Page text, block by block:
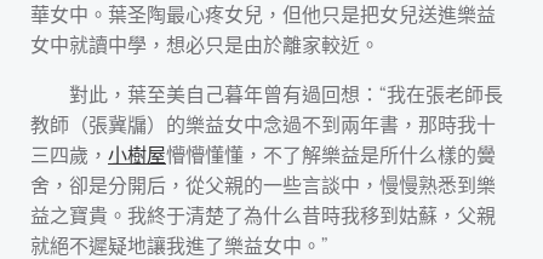
華女中。葉圣陶最心疼女兒，但他只是把女兒送進樂益
女中就讀中學，想必只是由於離家較近。
對此，葉至美自己暮年曾有過回想：“我在張老師長
教師（張冀牖）的樂益女中念過不到兩年書，那時我十
三四歲， 小樹屋懵懵懂懂，不了解樂益是所什么樣的黌
舍，卻是分開后，從父親的一些言談中，慢慢熟悉到樂
益之寶貴。我終于清楚了為什么昔時我移到姑蘇，父親
就絕不遲疑地讓我進了樂益女中。”